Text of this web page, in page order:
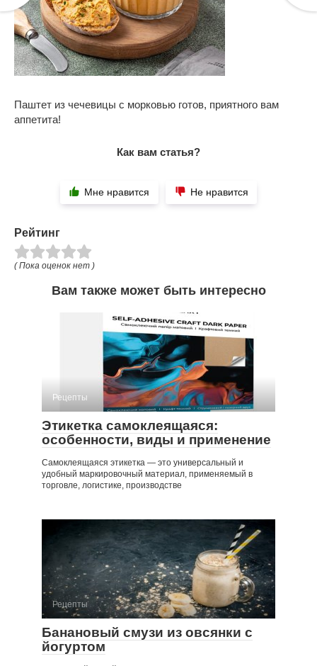
Паштет из чечевицы с морковью готов, приятного вам
аппетита!
Как вам статья?
Мне нравится Не нравится
Рейтинг
( Пока оценок нет )
Вам также может быть интересно
Рецепты
Этикетка самоклеящаяся:
особенности, виды и применение
Самоклеящаяся этикетка — это универсальный и
удобный маркировочный материал, применяемый в
торговле, логистике, производстве
Рецепты
Банановый смузи из овсянки с
йогуртом